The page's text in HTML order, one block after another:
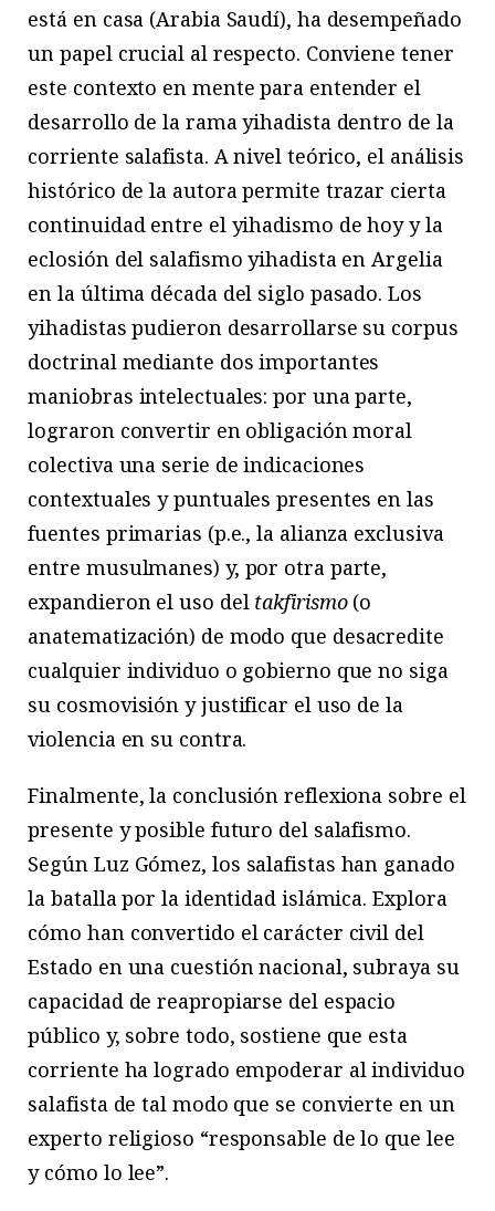
está en casa (Arabia Saudí), ha desempeñado
un papel crucial al respecto. Conviene tener
este contexto en mente para entender el
desarrollo de la rama yihadista dentro de la
corriente salafista. A nivel teórico, el análisis
histórico de la autora permite trazar cierta
continuidad entre el yihadismo de hoy y la
eclosión del salafismo yihadista en Argelia
en la última década del siglo pasado. Los
yihadistas pudieron desarrollarse su corpus
doctrinal mediante dos importantes
maniobras intelectuales: por una parte,
lograron convertir en obligación moral
colectiva una serie de indicaciones
contextuales y puntuales presentes en las
fuentes primarias (p.e., la alianza exclusiva
entre musulmanes) y, por otra parte,
expandieron el uso del takfirismo(o
anatematización) de modo que desacredite
cualquier individuo o gobierno que no siga
su cosmovisión y justificar el uso de la
violencia en su contra.
Finalmente, la conclusión reflexiona sobre el
presente y posible futuro del salafismo.
Según Luz Gómez, los salafistas han ganado
la batalla por la identidad islámica. Explora
cómo han convertido el carácter civil del
Estado en una cuestión nacional, subraya su
capacidad de reapropiarse del espacio
público y, sobre todo, sostiene que esta
corriente ha logrado empoderar al individuo
salafista de tal modo que se convierte en un
experto religioso “responsable de lo que lee
y cómo lo lee”.